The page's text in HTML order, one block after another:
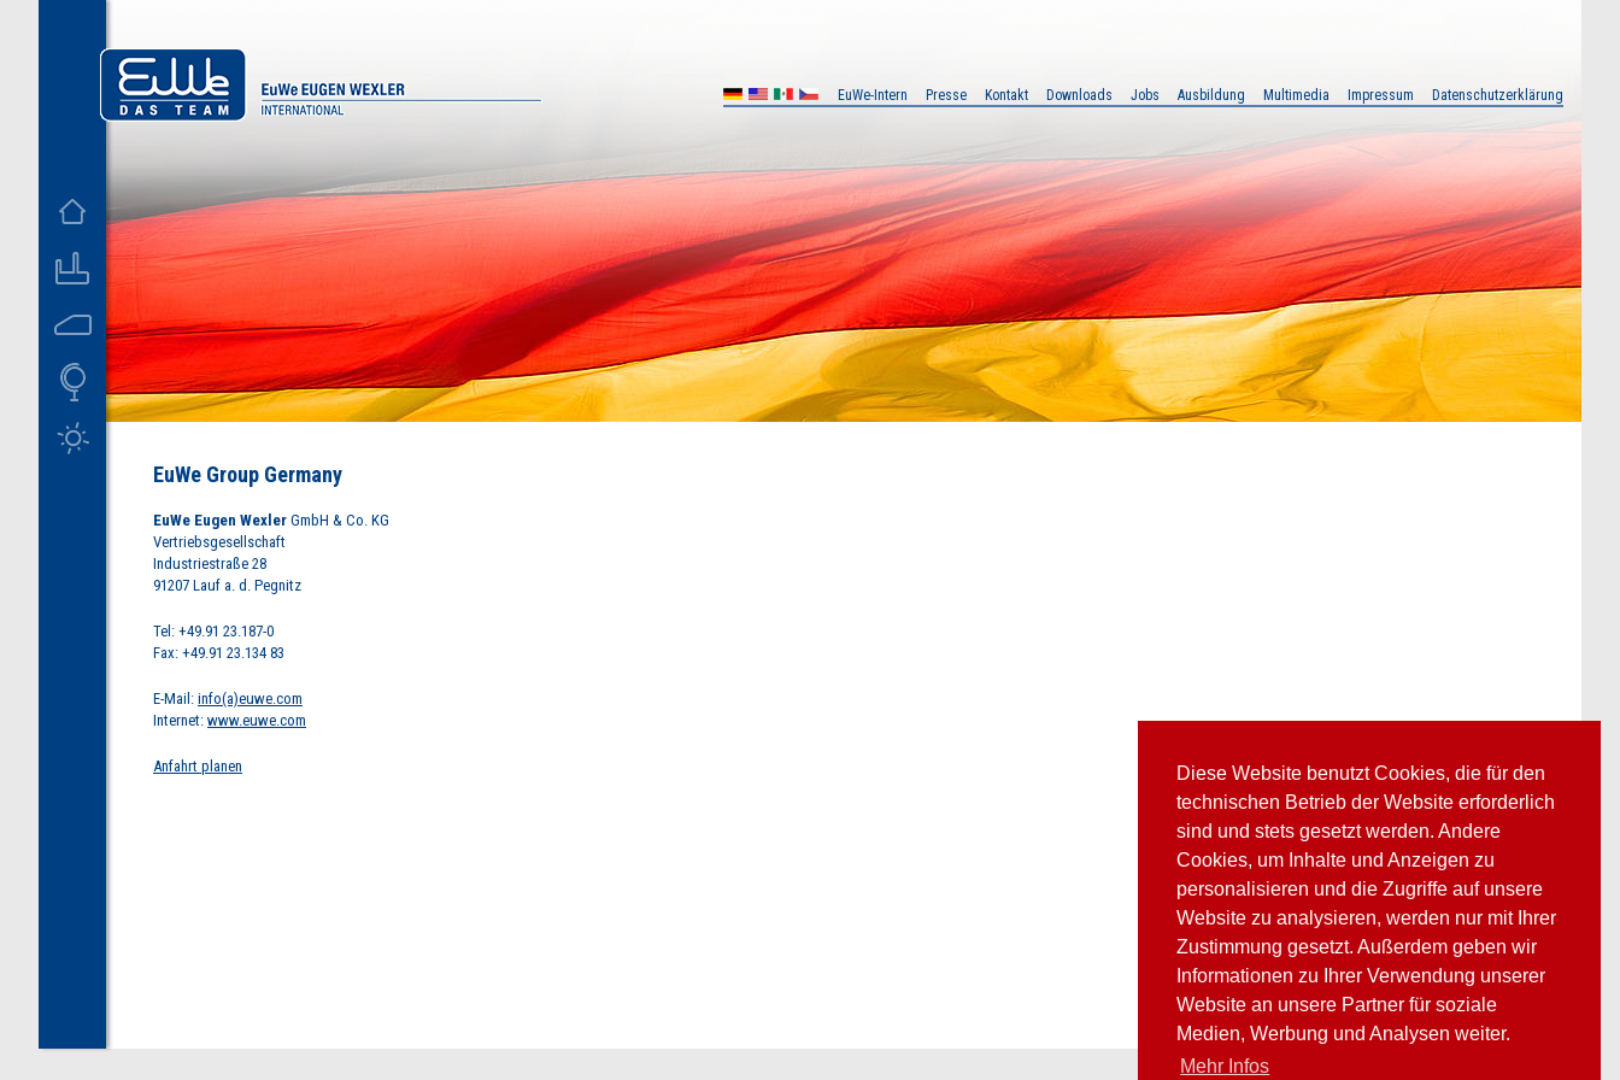
Diese Website benutzt Cookies, die für den
technischen Betrieb der Website erforderlich
sind und stets gesetzt werden. Andere
Cookies, um Inhalte und Anzeigen zu
personalisieren und die Zugriffe auf unsere
Website zu analysieren, werden nur mit Ihrer
Zustimmung gesetzt. Außerdem geben wir
Informationen zu Ihrer Verwendung unserer
Website an unsere Partner für soziale
Medien, Werbung und Analysen weiter.
Mehr Infos
EuWe Group Germany
EuWe Eugen Wexler GmbH & Co. KG
Vertriebsgesellschaft
Industriestraße 28
91207 Lauf a. d. Pegnitz
Tel: +49.91 23.187-0
Fax: +49.91 23.134 83
E-Mail: info(a)euwe.com
Internet: www.euwe.com
Anfahrt planen
D US MX EuWe-Intern Presse Kontakt Downloads Jobs Ausbildung Multimedia Impressum Datenschutzerklärung